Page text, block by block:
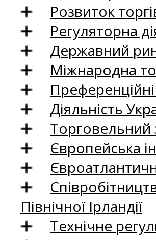
Розвиток
Регуляторна
Державний
Міжнародна
Діяльність
Торговельний
Європейська
Північної Ірландії
Технічне